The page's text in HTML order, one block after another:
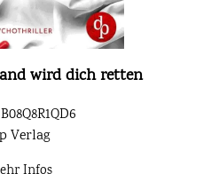
wird dich retten
Verlag